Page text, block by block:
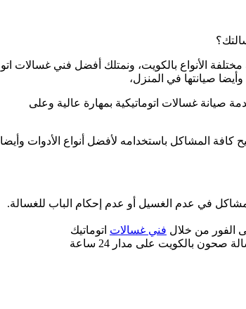
الأنواع بالكويت، ونمتلك أفضل فني غسالات
وأيضا صيانتها في المنزل،
صيانة غسالات اتوماتيكية بمهارة عالية وعلى
المشاكل باستخدامه لأفضل أنواع الأدوات وأيضا
في عدم الغسيل أو عدم إحكام الباب للغسالة.
الفور من خلال فني غسالات اتوماتيك
بالكويت على مدار 24 ساعة